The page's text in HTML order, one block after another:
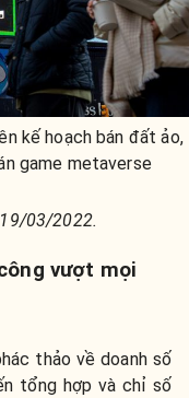
kế hoạch bán đất ảo,
game metaverse
03/2022.
vượt mọi
thảo về doanh số
tổng hợp và chỉ số